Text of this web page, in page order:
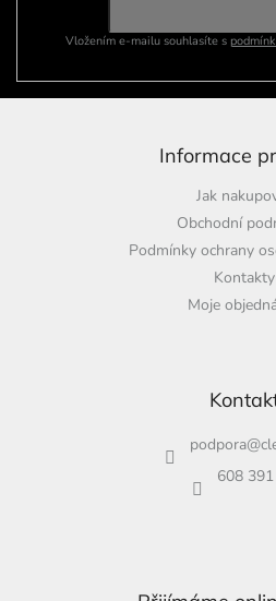
Vložením e-mailu souhlasíte s
Informace
Jak
Obchodní
Podmínky ochrany
Kontakty
Moje
podpora@
608